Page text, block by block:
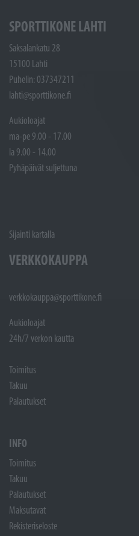
SPORTTIKONE LAHTI
Saksalankatu 28
15100 Lahti
Puhelin: 037347211
lahti@sporttikone.fi
Aukioloajat
ma-pe 9.00 - 17.00
la 9.00 - 14.00
Pyhäpäivät suljettuna
Sijainti kartalla
VERKKOKAUPPA
verkkokauppa@sporttikone.fi
Aukioloajat
24h/7 verkon kautta
Toimitus
Takuu
Palautukset
INFO
Toimitus
Takuu
Palautukset
Maksutavat
Rekisteriseloste